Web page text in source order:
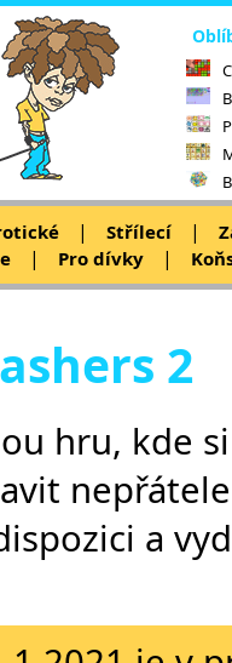
| Střílecí |
| Pro dívky |
2
hru, kde
a